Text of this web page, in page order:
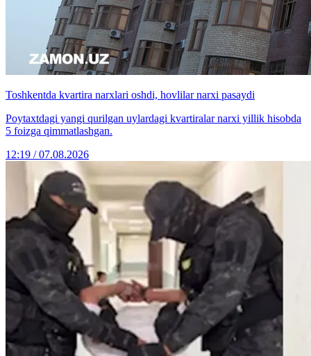
Toshkentda kvartira narxlari oshdi, hovlilar narxi pasaydi
Poytaxtdagi yangi qurilgan uylardagi kvartiralar narxi yillik hisobda
5 foizga qimmatlashgan.
12:19 / 07.08.2026